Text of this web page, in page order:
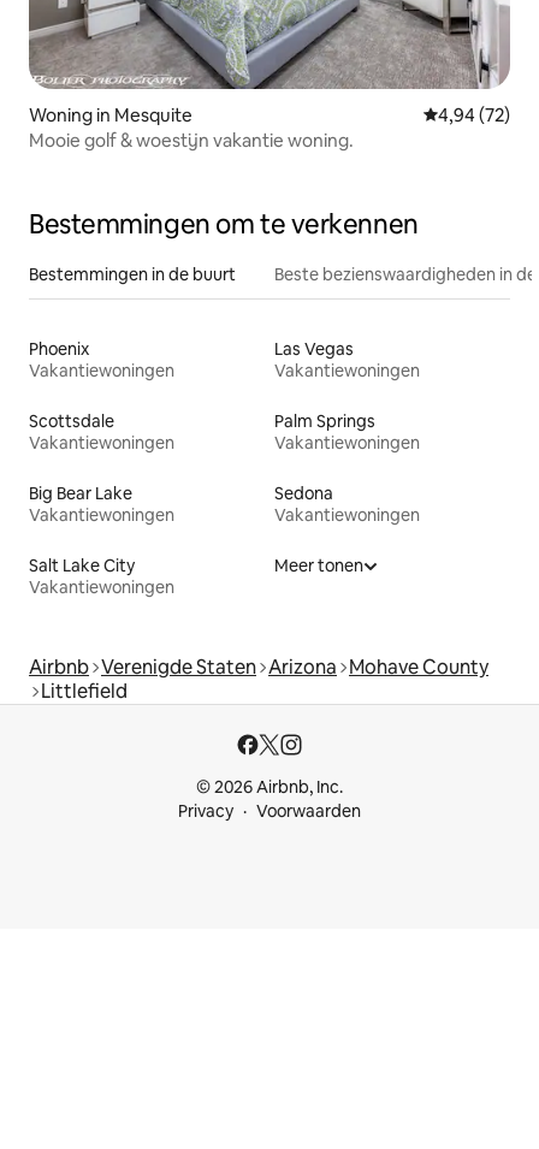
Woning in Mesquite Gemiddelde
4,94 (72)
Mooie golf & woestijn vakantie woning.
Bestemmingen om te verkennen
Bestemmingen in de buurt Beste bezienswaardigheden in
Phoenix
Vakantiewoningen
Las Vegas
Vakantiewoningen
Scottsdale
Vakantiewoningen
Palm Springs
Vakantiewoningen
Big Bear Lake
Vakantiewoningen
Sedona
Vakantiewoningen
Salt Lake City
Vakantiewoningen
Meer tonen
Airbnb Verenigde Staten Arizona Mohave County
Littlefield
© 2026 Airbnb, Inc.
Privacy
Voorwaarden